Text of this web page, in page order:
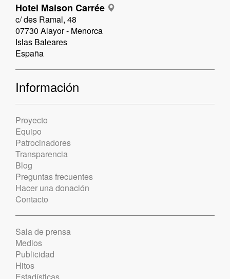
Hotel Maison Carrée
c/ des Ramal, 48
07730 Alayor - Menorca
Islas Baleares
España
Información
Proyecto
Equipo
Patrocinadores
Transparencia
Blog
Preguntas frecuentes
Hacer una donación
Contacto
Sala de prensa
Medios
Publicidad
Hitos
Estadísticas